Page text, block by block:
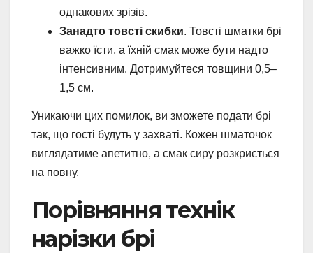
однакових зрізів.
Занадто товсті скибки. Товсті шматки брі
важко їсти, а їхній смак може бути надто
інтенсивним. Дотримуйтеся товщини 0,5–
1,5 см.
Уникаючи цих помилок, ви зможете подати брі
так, що гості будуть у захваті. Кожен шматочок
виглядатиме апетитно, а смак сиру розкриється
на повну.
Порівняння технік
нарізки брі